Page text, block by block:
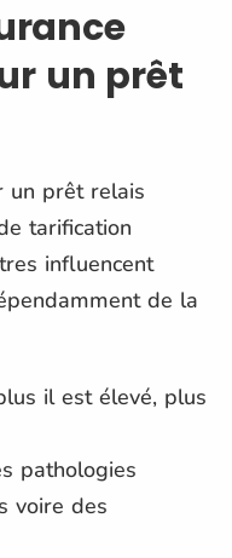
un prêt
un prêt relais
tarification
influencent
de la
il est élevé, plus
pathologies
voire des